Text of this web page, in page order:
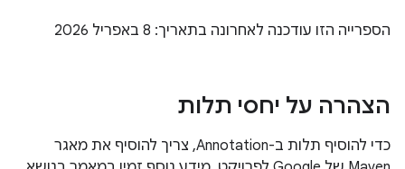
הספרייה הזו עודכנה לאחרונה בתאריך: 8 באפריל 2026
הצהרה על יחסי תלות
כדי להוסיף תלות ב-Annotation, צריך להוסיף את מאגר